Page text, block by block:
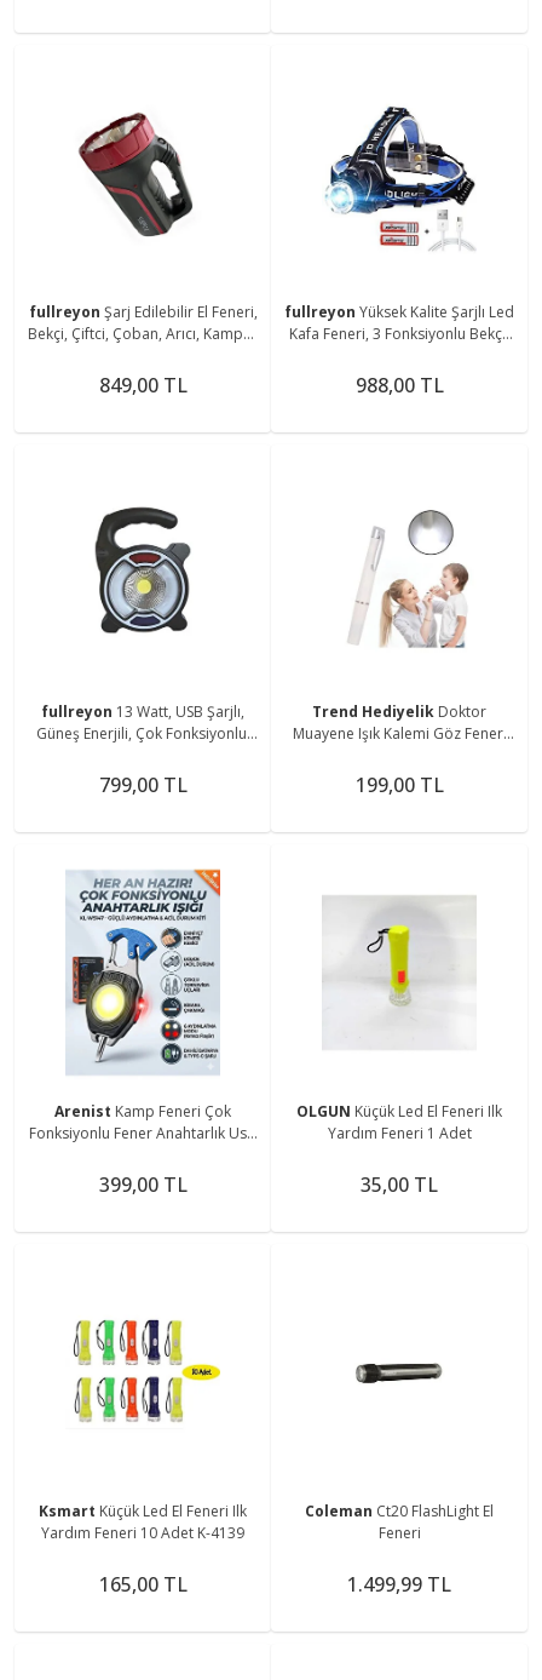
fullreyon Şarj Edilebilir El Feneri,
Bekçi, Çiftci, Çoban, Arıcı, Kampçı,
849,00 TL
fullreyon Yüksek Kalite Şarjlı Led
Kafa Feneri, 3 Fonksiyonlu Bekçi,
Feneri
988,00 TL
fullreyon 13 Watt, USB Şarjlı,
Güneş Enerjili, Çok Fonksiyonlu,
Kamp Feneri
799,00 TL
Trend Hediyelik Doktor
Muayene Işık Kalemi Göz Feneri
Kalemi Penlight
199,00 TL
Arenist Kamp Feneri Çok
Fonksiyonlu Fener Anahtarlık Usb
Tornavida Açacak
399,00 TL
OLGUN Küçük Led El Feneri Ilk
Yardım Feneri 1 Adet
35,00 TL
Ksmart Küçük Led El Feneri Ilk
Yardım Feneri 10 Adet K-4139
165,00 TL
Coleman Ct20 FlashLight El
Feneri
1.499,99 TL